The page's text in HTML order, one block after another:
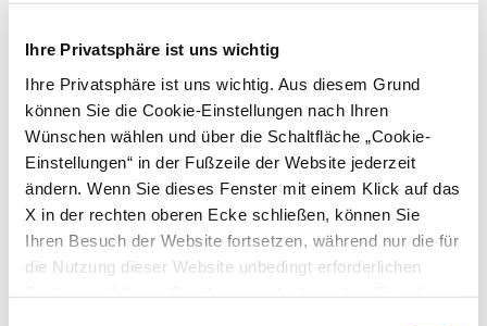
Ihre Privatsphäre ist uns wichtig
Ihre Privatsphäre ist uns wichtig. Aus diesem Grund
können Sie die Cookie-Einstellungen nach Ihren
Wünschen wählen und über die Schaltfläche „Cookie-
Einstellungen“ in der Fußzeile der Website jederzeit
ändern. Wenn Sie dieses Fenster mit einem Klick auf das
X in der rechten oberen Ecke schließen, können Sie
Ihren Besuch der Website fortsetzen, während nur die für
die Nutzung dieser Website unbedingt erforderlichen
Meagen Collins
Wir alle essen und lieben Honig. Nachdem wir
aber erfahren haben, wie aufwendig es für die
Bienen ist, diesen göttlichen Nektar zu
erzeugen, sind wir voller Bewunderung für die
bescheidene Biene und möchten daher zu
bewussten Verbrauchern werden und uns für